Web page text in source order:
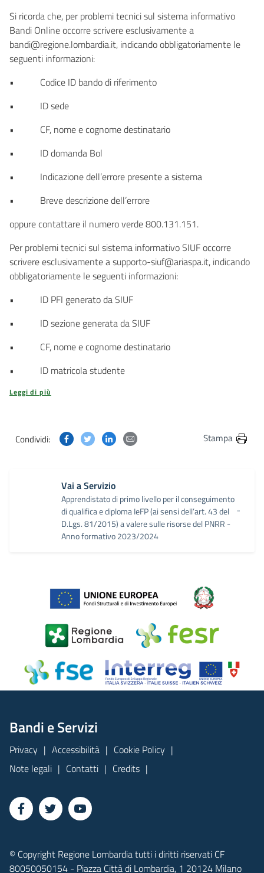
Si ricorda che, per problemi tecnici sul sistema informativo
Bandi Online occorre scrivere esclusivamente a
bandi@regione.lombardia.it, indicando obbligatoriamente le
seguenti informazioni:
• Codice ID bando di riferimento
• ID sede
• CF, nome e cognome destinatario
• ID domanda Bol
• Indicazione dell’errore presente a sistema
• Breve descrizione dell’errore
oppure contattare il numero verde 800.131.151.
Per problemi tecnici sul sistema informativo SIUF occorre
scrivere esclusivamente a supporto-siuf@ariaspa.it, indicando
obbligatoriamente le seguenti informazioni:
• ID PFI generato da SIUF
• ID sezione generata da SIUF
• CF, nome e cognome destinatario
• ID matricola studente
Leggi di più
Condividi: Condividi questa pagina su Facebook
Condividi questa pagina su Twitter
Condividi questa pagina su Linkedin
Condividi questa pagina via
Stampa
Vai a Servizio
Apprendistato di primo livello per il conseguimento
di qualifica e diploma IeFP (ai sensi dell’art. 43 del
D.Lgs. 81/2015) a valere sulle risorse del PNRR -
Anno formativo 2023/2024
Bandi e Servizi
Privacy Accessibilità
Cookie Policy
Note legali
Contatti Credits
© Copyright Regione Lombardia tutti i diritti riservati CF
80050050154 - Piazza Città di Lombardia, 1 20124 Milano